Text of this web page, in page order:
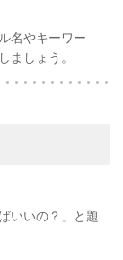
名やキーワー
ましょう。
いいの？」と題